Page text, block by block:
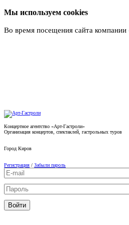
Мы используем cookies
Во время посещения сайта
Концертное агентство «Арт-Гастроли»
Организация концертов, спектаклей, гастрольных туров
Город Киров
Регистрация / Забыли пароль